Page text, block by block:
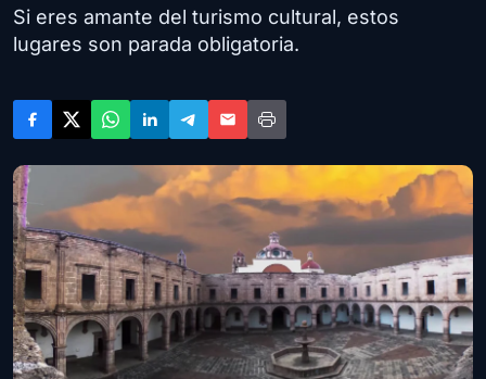
Si eres amante del turismo cultural, estos
lugares son parada obligatoria.